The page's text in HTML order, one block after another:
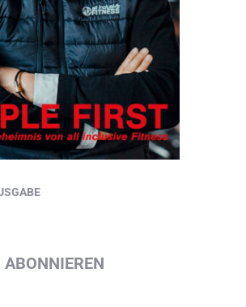
ABONNIEREN